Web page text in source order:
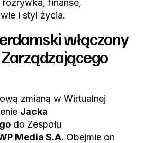
finanse,
i styl życia.
włączony
Zarządzającego
zmianą w Wirtualnej
Jacka
do Zespołu
Media S.A. Obejmie on